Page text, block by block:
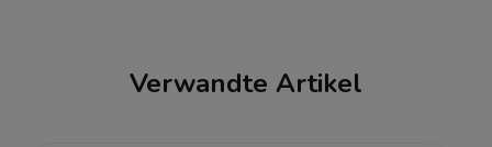
Verwandte Artikel